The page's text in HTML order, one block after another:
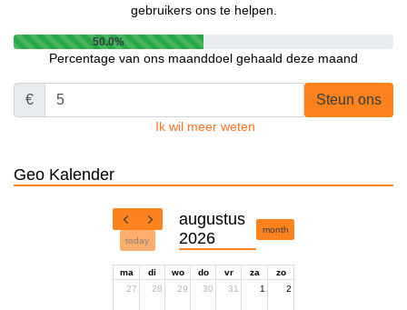
gebruikers ons te helpen.
50.0%
Percentage van ons maanddoel gehaald deze maand
€ Steun ons
Ik wil meer weten
Geo Kalender
today
augustus
2026
month
ma di wo do vr za
zo
27
28 29 30 31 1 2